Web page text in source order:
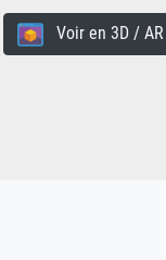
Voir en 3D / AR